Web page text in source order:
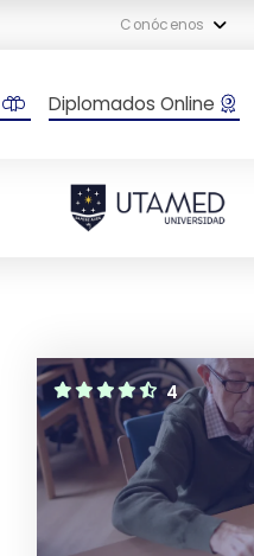
Conócenos
Diplomados Online
4